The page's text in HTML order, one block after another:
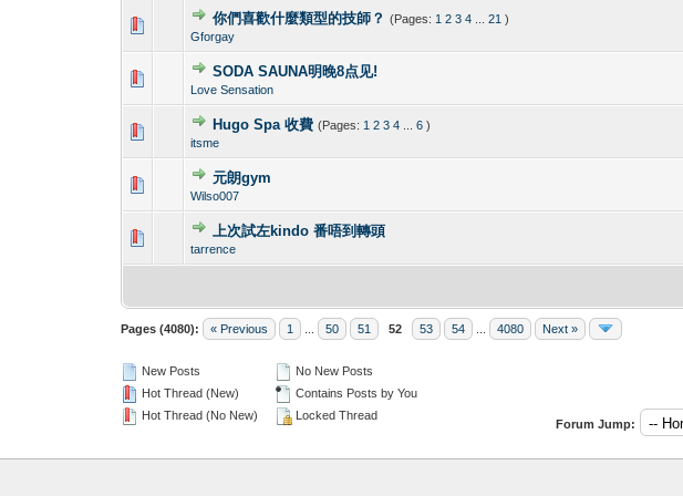
你們喜歡什麼類型的技師？ (Pages: 1 2 3 4 ...21 )
Gforgay
0 Vote(s) - 0 out of 5 in Average
12 3
SODA SAUNA明晚8点见!
Love Sensation
Hugo Spa 收費 (Pages: 1 2 3 4 ...6 )
itsme
0 Vote(s) - 0 out of 5 in Average
元朗gym
Wilso007
上次試左kindo 番唔到轉頭
tarrence
0 Vote(s) - 0 out of 5 in Average
Pages (4080): « Previous 1 50 51 52 53 54 4080 Next »
New Posts
Hot Thread (New)
Hot Thread (No New)
No New Posts
Contains Posts by You
Locked Thread
Forum Jump: